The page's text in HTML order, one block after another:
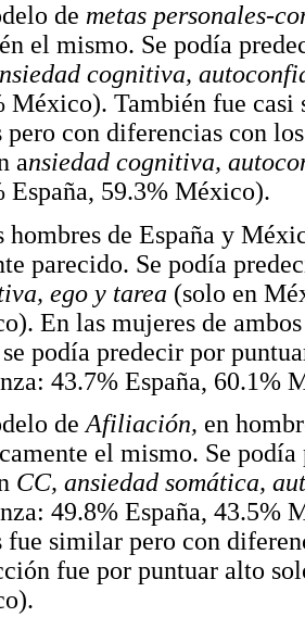
de metas personales-
el mismo. Se podía
cognitiva,
México). También fue
pero con diferencias con
ansiedad cognitiva,
España, 59.3% México).
hombres de España y
parecido. Se podía
ego y tarea (solo en
En las mujeres de
podía predecir por
43.7% España, 60.1%
deAfiliación, en
el mismo. Se
CC, ansiedad somática,
49.8% España, 43.5%
fue similar pero con
fue por puntuar alto